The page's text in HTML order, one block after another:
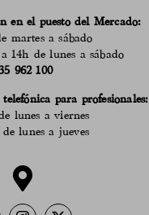
en el puesto del Mercado:
martes a sábado
14h de lunes a sábado
962 100
para profesionales:
lunes a viernes
lunes a jueves